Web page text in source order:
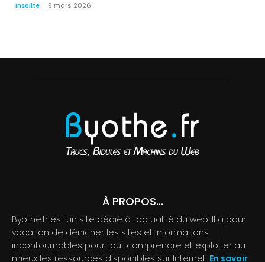
Insolite 9 mars 2026
À PROPOS...
Byothe.fr est un site dédié à l'actualité du web. Il a pour
vocation de dénicher les sites et informations
incontournables pour tout comprendre et exploiter au
mieux les ressources disponibles sur Internet. En savoir